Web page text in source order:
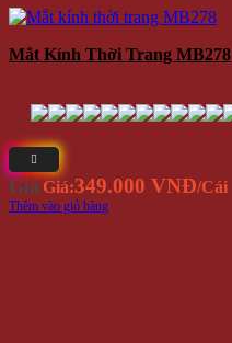
Mắt Kính Thời Trang MB278
Giá Giá:349.000 VNĐ/Cái
Thêm vào giỏ hàng